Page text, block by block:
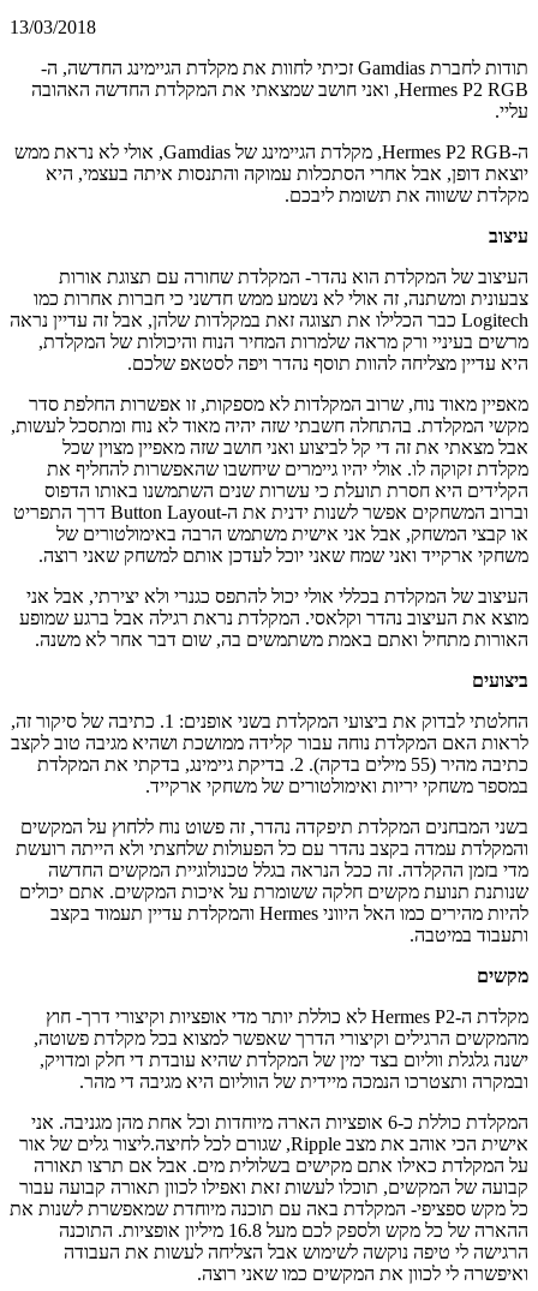
13/03/2018
תודות לחברת Gamdias זכיתי לחוות את מקלדת הגיימינג החדשה, ה-
Hermes P2 RGB, ואני חושב שמצאתי את המקלדת החדשה האהובה
עליי.
ה-Hermes P2 RGB, מקלדת הגיימינג של Gamdias, אולי לא נראת ממש
יוצאת דופן, אבל אחרי הסתכלות עמוקה והתנסות איתה בעצמי, היא
מקלדת ששווה את תשומת ליבכם.
עיצוב
העיצוב של המקלדת הוא נהדר- המקלדת שחורה עם תצוגת אורות
צבעונית ומשתנה, זה אולי לא נשמע ממש חדשני כי חברות אחרות כמו
Logitech כבר הכלילו את תצוגה זאת במקלדות שלהן, אבל זה עדיין נראה
מרשים בעיניי ורק מראה שלמרות המחיר הנוח והיכולות של המקלדת,
היא עדיין מצליחה להוות תוסף נהדר ויפה לסטאפ שלכם.
מאפיין מאוד נוח, שרוב המקלדות לא מספקות, זו אפשרות החלפת סדר
מקשי המקלדת. בהתחלה חשבתי שזה יהיה מאוד לא נוח ומתסכל לעשות,
אבל מצאתי את זה די קל לביצוע ואני חושב שזה מאפיין מצוין שכל
מקלדת זקוקה לו. אולי יהיו גיימרים שיחשבו שהאפשרות להחליף את
הקלידים היא חסרת תועלת כי עשרות שנים השתמשנו באותו הדפוס
וברוב המשחקים אפשר לשנות ידנית את ה-Button Layout דרך התפריט
או קבצי המשחק, אבל אני אישית משתמש הרבה באימולטורים של
משחקי ארקייד ואני שמח שאני יוכל לעדכן אותם למשחק שאני רוצה.
העיצוב של המקלדת בכללי אולי יכול להתפס כגנרי ולא יצירתי, אבל אני
מוצא את העיצוב נהדר וקלאסי. המקלדת נראת רגילה אבל ברגע שמופע
האורות מתחיל ואתם באמת משתמשים בה, שום דבר אחר לא משנה.
ביצועים
החלטתי לבדוק את ביצועי המקלדת בשני אופנים: 1. כתיבה של סיקור זה,
לראות האם המקלדת נוחה עבור קלידה ממושכת ושהיא מגיבה טוב לקצב
כתיבה מהיר (55 מילים בדקה). 2. בדיקת גיימינג, בדקתי את המקלדת
במספר משחקי יריות ואימולטורים של משחקי ארקייד.
בשני המבחנים המקלדת תיפקדה נהדר, זה פשוט נוח ללחוץ על המקשים
והמקלדת עמדה בקצב נהדר עם כל הפעולות שלחצתי ולא הייתה רועשת
מדי בזמן ההקלדה. זה ככל הנראה בגלל טכנולוגיית המקשים החדשה
שנותנת תנועת מקשים חלקה ששומרת על איכות המקשים. אתם יכולים
להיות מהירים כמו האל היווני Hermes והמקלדת עדיין תעמוד בקצב
ותעבוד במיטבה.
מקשים
מקלדת ה-Hermes P2 לא כוללת יותר מדי אופציות וקיצורי דרך- חוץ
מהמקשים הרגילים וקיצורי הדרך שאפשר למצוא בכל מקלדת פשוטה,
ישנה גלגלת ווליום בצד ימין של המקלדת שהיא עובדת די חלק ומדויק,
ובמקרה ותצטרכו הנמכה מיידית של הווליום היא מגיבה די מהר.
המקלדת כוללת כ-6 אופציות הארה מיוחדות וכל אחת מהן מגניבה. אני
אישית הכי אוהב את מצב Ripple, שגורם לכל לחיצה.ליצור גלים של אור
על המקלדת כאילו אתם מקישים בשלולית מים. אבל אם תרצו תאורה
קבועה של המקשים, תוכלו לעשות זאת ואפילו לכוון תאורה קבועה עבור
כל מקש ספציפי- המקלדת באה עם תוכנה מיוחדת שמאפשרת לשנות את
ההארה של כל מקש ולספק לכם מעל 16.8 מיליון אופציות. התוכנה
הרגישה לי טיפה נוקשה לשימוש אבל הצליחה לעשות את העבודה
ואיפשרה לי לכוון את המקשים כמו שאני רוצה.